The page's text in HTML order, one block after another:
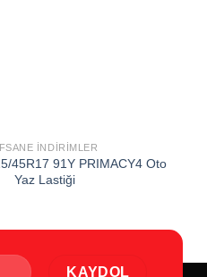
İNDIRIMLER
45R17 91Y PRIMACY4 Oto
Yaz Lastiği